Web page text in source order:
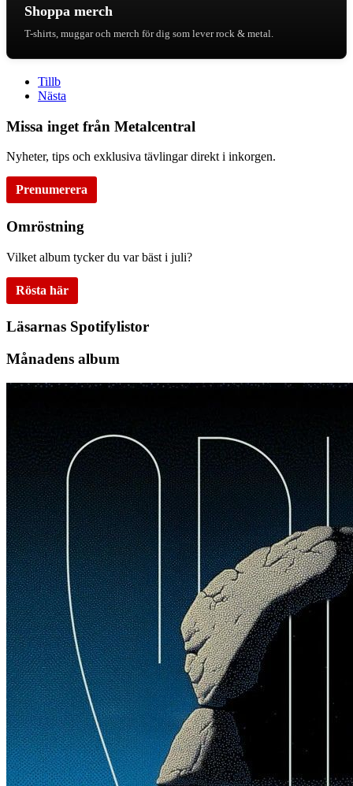
Shoppa merch
T-shirts, muggar och merch för dig som lever rock & metal.
Tillb
Nästa
Missa inget från Metalcentral
Nyheter, tips och exklusiva tävlingar direkt i inkorgen.
Prenumerera
Omröstning
Vilket album tycker du var bäst i juli?
Rösta här
Läsarnas Spotifylistor
Månadens album